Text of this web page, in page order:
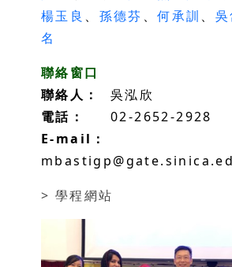
楊玉良 、 孫德芬 、何承訓 、
名
聯絡窗口
聯絡人：
吳泓欣
電話：
02-2652-2928
E-mail：
> 學程網站